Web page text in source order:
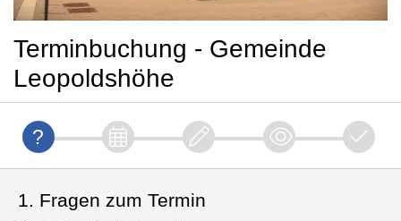
Terminbuchung - Gemeinde
Leopoldshöhe
1. Fragen zum Termin